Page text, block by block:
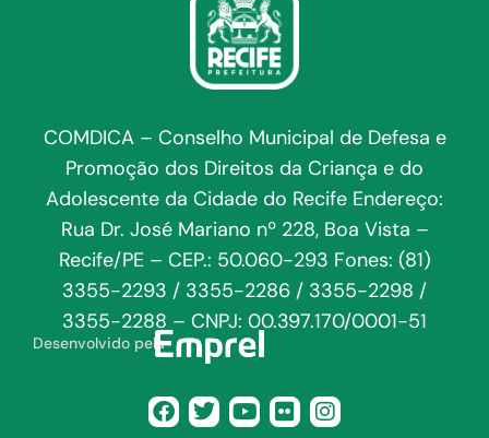
COMDICA – Conselho Municipal de Defesa e
Promoção dos Direitos da Criança e do
Adolescente da Cidade do Recife Endereço:
Rua Dr. José Mariano nº 228, Boa Vista –
Recife/PE – CEP.: 50.060-293 Fones: (81)
3355-2293 / 3355-2286 / 3355-2298 /
3355-2288 – CNPJ: 00.397.170/0001-51
Desenvolvido pela